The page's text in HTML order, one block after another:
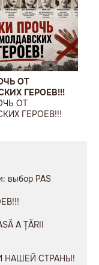
ОТ
ГЕРОЕВ!!!
ОТ
ГЕРОЕВ!!!
выбор PAS
A ȚĂRII
НАШЕЙ СТРАНЫ!